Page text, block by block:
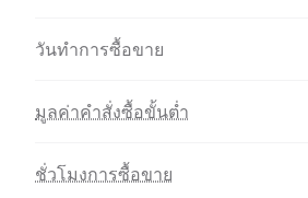
วันทำการซื้อขาย
มูลค่าคำสั่งซื้อขั้นต่ำ
ชั่วโมงการซื้อขาย